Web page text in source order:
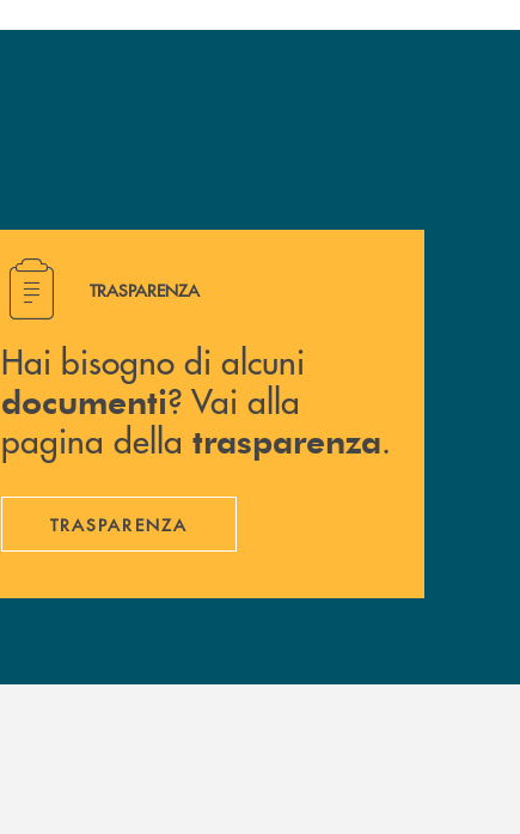
Hai bisogno di alcuni documenti ? Vai alla pagina della
TRASPARENZA
Hai bisogno di alcuni
documenti? Vai alla
pagina della trasparenza.
TRASPARENZA